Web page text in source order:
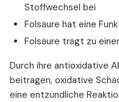
Stoffwechsel bei
Folsäure hat eine
Folsäure trägt zu
Durch ihre antioxidative
beitragen, oxidative
eine entzündliche